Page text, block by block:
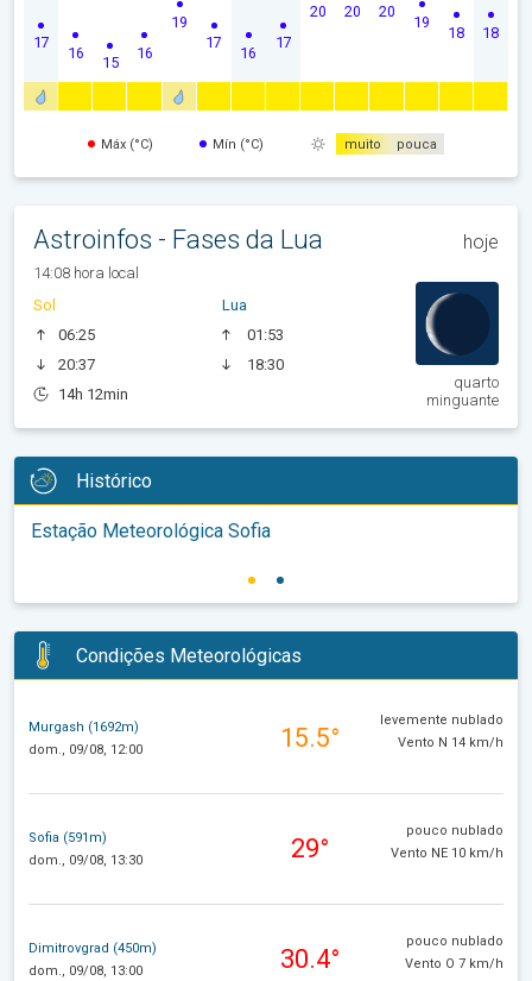
17
16
15
16
19
17
16
17
20 20 20
19
18 18
Máx (°C) Mín (°C) muito pouca
Astroinfos - Fases da Lua hoje
14:08 hora local
Sol
06:25
20:37
14h 12min
Lua
01:53
18:30
quarto
minguante
Histórico
Estação Meteorológica Sofia
Condições Meteorológicas
Murgash (1692m)
dom., 09/08, 12:00
15.5°
levemente nublado
Vento N 14 km/h
Sofia (591m)
dom., 09/08, 13:30
29°
pouco nublado
Vento NE 10 km/h
Dimitrovgrad (450m)
dom., 09/08, 13:00
30.4°
pouco nublado
Vento O 7 km/h